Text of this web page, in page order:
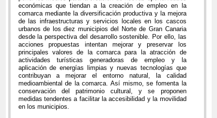
económicas que tiendan a la creación de empleo en la
comarca mediante la diversificación productiva y la mejora
de las infraestructuras y servicios locales en los cascos
urbanos de los diez municipios del Norte de Gran Canaria
desde la perspectiva del desarrollo sostenible. Por ello, las
acciones propuestas intentan mejorar y preservar los
principales valores de la comarca para la atracción de
actividades turísticas generadoras de empleo y la
aplicación de energías limpias y nuevas tecnologías que
contribuyan a mejorar el entorno natural, la calidad
medioambiental de la comarca. Así mismo, se fomenta la
conservación del patrimonio cultural, y se proponen
medidas tendentes a facilitar la accesibilidad y la movilidad
en los municipios.